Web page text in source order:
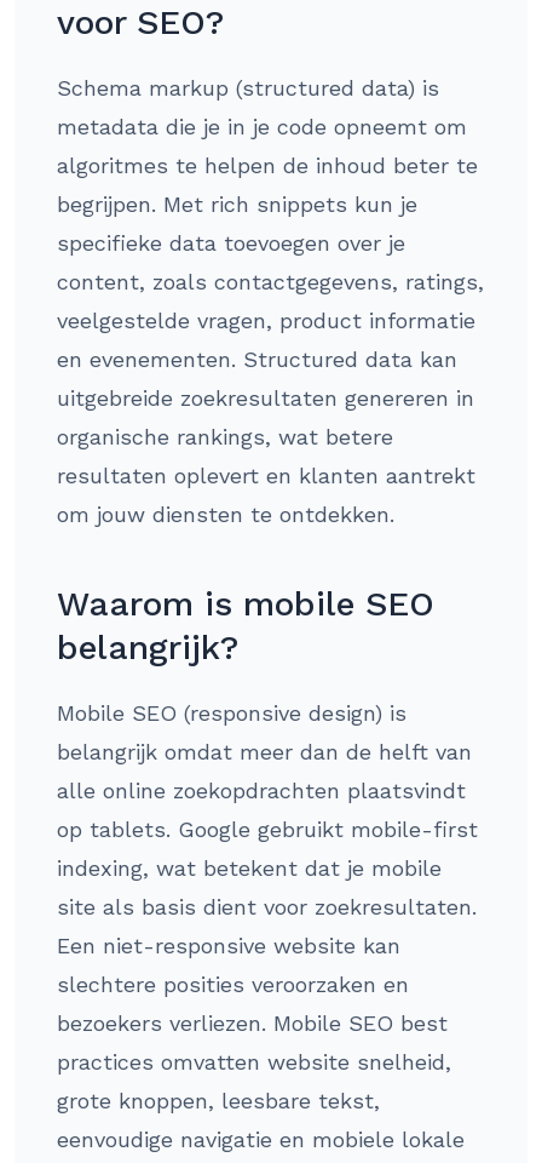
voor SEO?
Schema markup (structured data) is
metadata die je in je code opneemt om
algoritmes te helpen de inhoud beter te
begrijpen. Met rich snippets kun je
specifieke data toevoegen over je
content, zoals contactgegevens, ratings,
veelgestelde vragen, product informatie
en evenementen. Structured data kan
uitgebreide zoekresultaten genereren in
organische rankings, wat betere
resultaten oplevert en klanten aantrekt
om jouw diensten te ontdekken.
Waarom is mobile SEO
belangrijk?
Mobile SEO (responsive design) is
belangrijk omdat meer dan de helft van
alle online zoekopdrachten plaatsvindt
op tablets. Google gebruikt mobile-first
indexing, wat betekent dat je mobile
site als basis dient voor zoekresultaten.
Een niet-responsive website kan
slechtere posities veroorzaken en
bezoekers verliezen. Mobile SEO best
practices omvatten website snelheid,
grote knoppen, leesbare tekst,
eenvoudige navigatie en mobiele lokale